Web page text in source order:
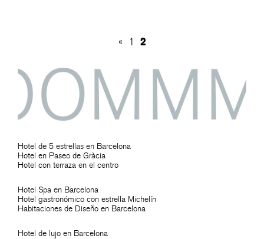
« 1 2
Hotel de 5 estrellas en Barcelona
Hotel en Paseo de Gràcia
Hotel con terraza en el centro
Hotel Spa en Barcelona
Hotel gastronómico con estrella Michelín
Habitaciones de Diseño en Barcelona
Hotel de lujo en Barcelona